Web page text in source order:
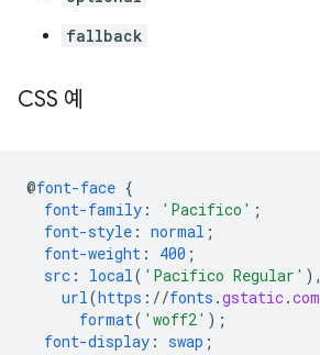
fallback
CSS 예
@font-face {
font-family : 'Pacifico' ;
font-style : normal ;
font-weight : 400 ;
src : local ( 'Pacifico Regular' ),
url (https ://fonts .gstatic.com
format( 'woff2' );
font-display : swap ;